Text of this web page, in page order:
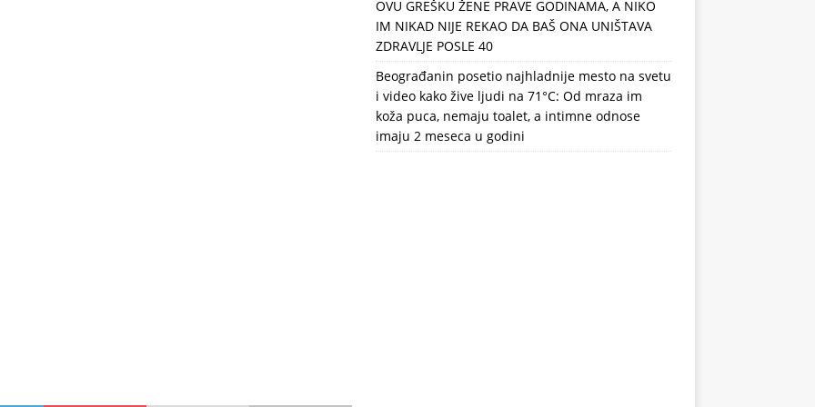
OVU GREŠKU ŽENE PRAVE GODINAMA, A NIKO
IM NIKAD NIJE REKAO DA BAŠ ONA UNIŠTAVA
ZDRAVLJE POSLE 40
Beograđanin posetio najhladnije mesto na svetu
i video kako žive ljudi na 71°C: Od mraza im
koža puca, nemaju toalet, a intimne odnose
imaju 2 meseca u godini